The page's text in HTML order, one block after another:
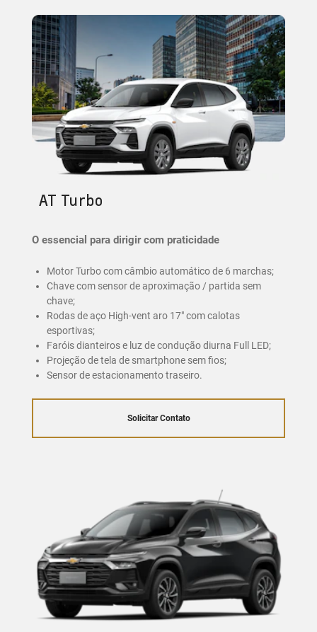
AT Turbo
O essencial para dirigir com praticidade
Motor Turbo com câmbio automático de 6 marchas;
Chave com sensor de aproximação / partida sem
chave;
Rodas de aço High-vent aro 17" com calotas
esportivas;
Faróis dianteiros e luz de condução diurna Full LED;
Projeção de tela de smartphone sem fios;
Sensor de estacionamento traseiro.
Solicitar Contato